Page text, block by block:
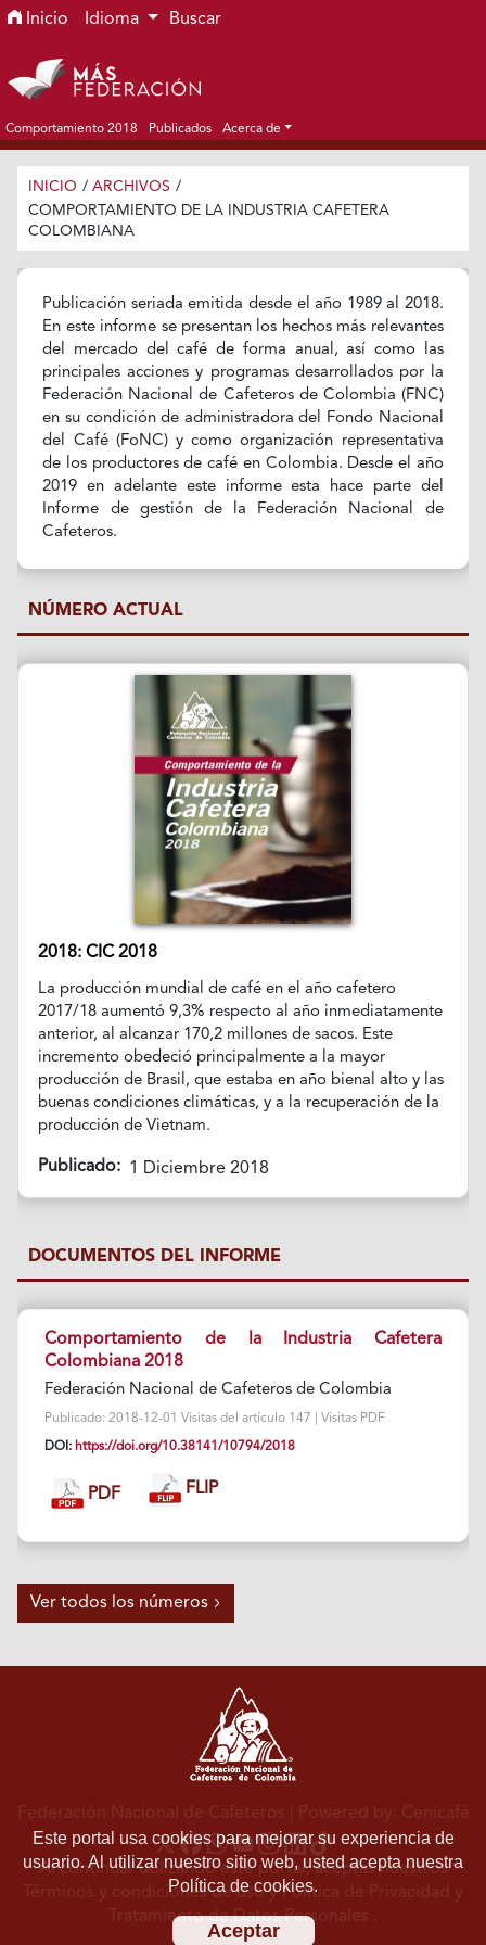
Ir al menú de navegación principal
Ir al contenido principal
Ir al pie de página del sitio
Inicio Idioma Buscar
Comportamiento 2018 Publicados Acerca de
INICIO / ARCHIVOS /
COMPORTAMIENTO DE LA INDUSTRIA CAFETERA
COLOMBIANA
Publicación seriada emitida desde el año 1989 al 2018.
En este informe se presentan los hechos más relevantes
del mercado del café de forma anual, así como las
principales acciones y programas desarrollados por la
Federación Nacional de Cafeteros de Colombia (FNC)
en su condición de administradora del Fondo Nacional
del Café (FoNC) y como organización representativa
de los productores de café en Colombia. Desde el año
2019 en adelante este informe esta hace parte del
Informe de gestión de la Federación Nacional de
Cafeteros.
NÚMERO ACTUAL
2018: CIC 2018
La producción mundial de café en el año cafetero
2017/18 aumentó 9,3% respecto al año inmediatamente
anterior, al alcanzar 170,2 millones de sacos. Este
incremento obedeció principalmente a la mayor
producción de Brasil, que estaba en año bienal alto y las
buenas condiciones climáticas, y a la recuperación de la
producción de Vietnam.
Publicado: 1 Diciembre 2018
DOCUMENTOS DEL INFORME
Comportamiento de la Industria Cafetera
Colombiana 2018
Federación Nacional de Cafeteros de Colombia
Publicado: 2018-12-01 Visitas del artículo 147 | Visitas PDF
DOI: https://doi.org/10.38141/10794/2018
PDF FLIP
Ver todos los números
Este portal usa cookies para mejorar su experiencia de
usuario. Al utilizar nuestro sitio web, usted acepta nuestra
Política de cookies.
Aceptar
Federación Nacional de Cafeteros | Powered by: Cenicafé
Al continuar utilizando este portal, aceptas nuestros
Términos y condiciones de usoyPolítica de Privacidad y
Tratamiento de Datos Personales